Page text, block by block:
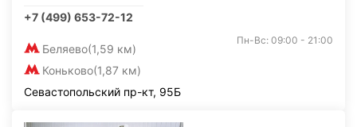
+7 (499) 653-72-12
Беляево(1,59 км)
Коньково(1,87 км)
Пн-Вс: 09:00 - 21:00
Севастопольский пр-кт, 95Б